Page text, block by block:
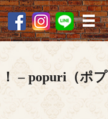
メ
– popuri（ポプ